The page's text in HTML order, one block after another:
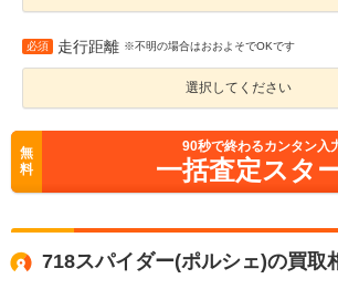
必須 走行距離 ※不明の場合はおおよそでOKです
選択してください
無
料
90秒で終わるカンタン入
一括査定スタ
718スパイダー(ポルシェ)の買取